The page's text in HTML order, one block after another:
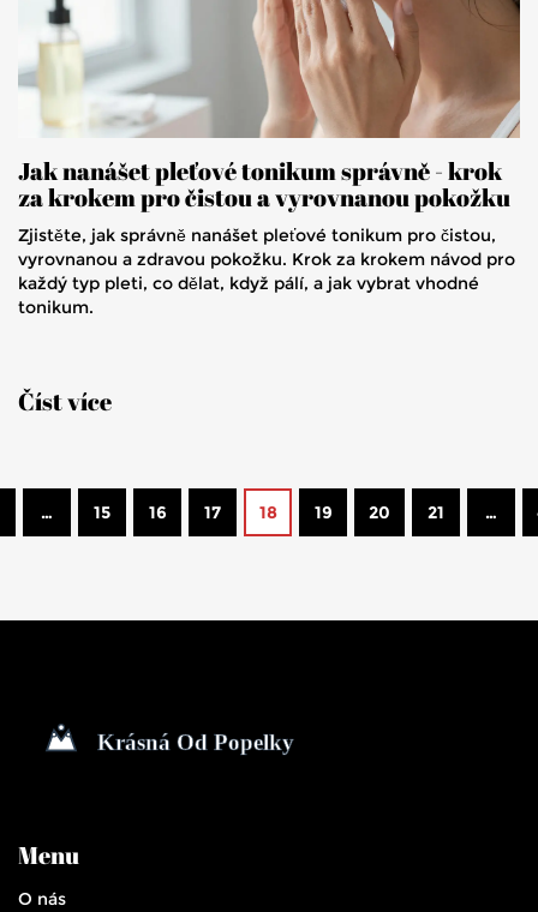
Jak nanášet pleťové tonikum správně - krok
za krokem pro čistou a vyrovnanou pokožku
Zjistěte, jak správně nanášet pleťové tonikum pro čistou,
vyrovnanou a zdravou pokožku. Krok za krokem návod pro
každý typ pleti, co dělat, když pálí, a jak vybrat vhodné
tonikum.
Číst více
… 15 16 17 18 19 20 21 …
Menu
O nás